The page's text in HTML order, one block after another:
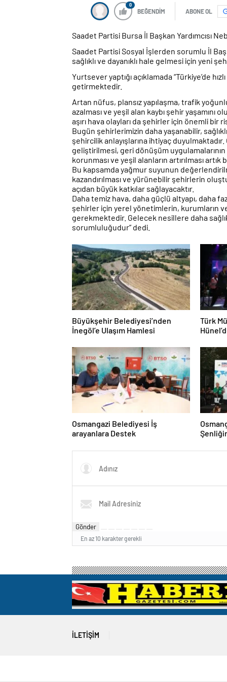
0
BEĞENDİM ABONE OL
Saadet Partisi Bursa İl Başkan Yardımcısı
Saadet Partisi Sosyal İşlerden sorumlu İl
sağlıklı ve dayanıklı hale gelmesi için yeni
Yurtsever yaptığı açıklamada “Türkiye’de
getirmektedir.
Artan nüfus, plansız yapılaşma, trafik
azalması ve yeşil alan kaybı şehir
aşırı hava olayları da şehirler için önemli bir
Bugün şehirlerimizin daha yaşanabilir,
şehircilik anlayışlarına ihtiyaç
geliştirilmesi, geri dönüşüm uygulamalarının
korunması ve yeşil alanların artırılması
Bu kapsamda yağmur suyunun
kazandırılması ve yürünebilir şehirlerin
açıdan büyük katkılar sağlayacaktır.
Daha temiz hava, daha güçlü altyapı, daha
şehirler için yerel yönetimlerin, kurumların
gerekmektedir. Gelecek nesillere daha
sorumluluğudur” dedi.
Büyükşehir Belediyesi’nden
İnegöl’e Ulaşım Hamlesi
Türk
Osmangazi Belediyesi İş
arayanlara Destek
Gönder
En az 10 karakter gerekli
İLETIŞIM